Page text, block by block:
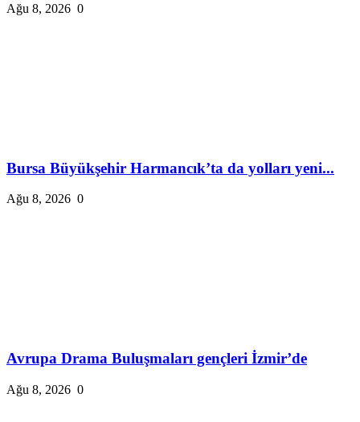
Ağu 8, 2026 0
Bursa Büyükşehir Harmancık’ta da yolları yeni...
Ağu 8, 2026 0
Avrupa Drama Buluşmaları gençleri İzmir’de
Ağu 8, 2026 0